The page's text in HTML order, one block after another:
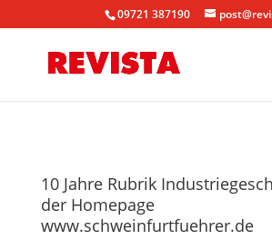
09721 387190
10 Jahre Rubrik
der Homepage
www.schweinfurtfuehrer.de